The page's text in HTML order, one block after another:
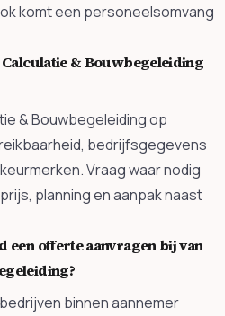
komt een personeelsomvang
& Bouwbegeleiding
& Bouwbegeleiding op
bedrijfsgegevens
Vraag waar nodig
planning en aanpak naast
een offerte aanvragen bij van
binnen aannemer